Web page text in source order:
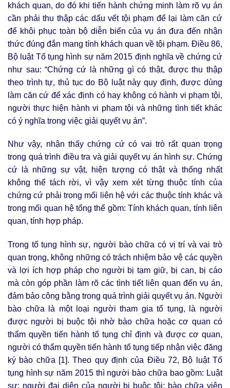
khách quan, do đó khi tiến hành chứng minh làm rõ vụ án
cần phải thu thập các dấu vết tội phạm để lại làm căn cứ
để khôi phục toàn bộ diễn biến của vụ án đưa đến nhận
thức đúng đắn mang tính khách quan về tội phạm. Điều 86,
Bộ luật Tố tụng hình sự năm 2015 định nghĩa về chứng cứ
như sau: “Chứng cứ là những gì có thật, được thu thập
theo trình tự, thủ tục do Bộ luật này quy định, được dùng
làm căn cứ để xác định có hay không có hành vi phạm tội,
người thực hiện hành vi phạm tội và những tình tiết khác
có ý nghĩa trong việc giải quyết vụ án”.
Như vậy, nhận thấy chứng cứ có vai trò rất quan trọng
trong quá trình điều tra và giải quyết vụ án hình sự. Chứng
cứ là những sự vật, hiện tượng có thật và thống nhất
không thể tách rời, vì vậy xem xét từng thuộc tính của
chứng cứ phải trong mối liên hệ với các thuộc tính khác và
trong mối quan hệ tổng thể gồm: Tính khách quan, tính liên
quan, tính hợp pháp.
Trong tố tụng hình sự, người bào chữa có vị trí và vai trò
quan trọng, không những có trách nhiệm bảo vệ các quyền
và lợi ích hợp pháp cho người bị tạm giữ, bị can, bị cáo
mà còn góp phần làm rõ các tình tiết liên quan đến vụ án,
đảm bảo công bằng trong quá trình giải quyết vụ án. Người
bào chữa là một loại người tham gia tố tụng, là người
được người bị buộc tội nhờ bào chữa hoặc cơ quan có
thẩm quyền tiến hành tố tụng chỉ định và được cơ quan,
người có thẩm quyền tiến hành tố tụng tiếp nhận việc đăng
ký bào chữa [1]. Theo quy định của Điều 72, Bộ luật Tố
tụng hình sự năm 2015 thì người bào chữa bao gồm: Luật
sư; người đại diện của người bị buộc tội; bào chữa viên